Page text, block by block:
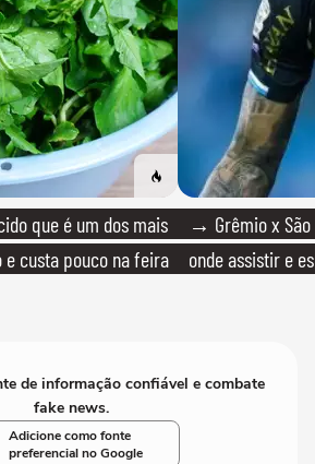
que é um dos mais
e custa pouco na feira
→ Grêmio x São
onde assistir e
de informação confiável e combate
fake news.
Adicione como fonte
preferencial no Google